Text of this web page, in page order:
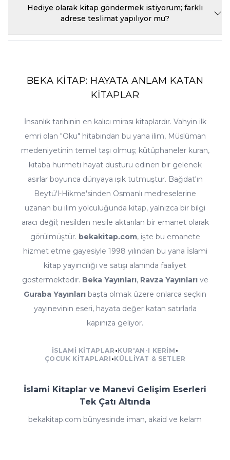
geçmeniz yeterlidir; adet ve bütçenize göre en uygun teklifi
hazırlayıp fatura süreçlerini kurumunuza göre düzenleriz.
indirimleri ve sepet fırsatları düzenlenmektedir. Bu fırsatlardan ilk
siz haberdar olmak için e-bültenimize abone olabilir, sitemizin
kampanyalar sayfasını takip edebilirsiniz. Ayrıca beğendiğiniz
otomatik bildirim gönderilir. Ramazan, üç aylar ve okula dönüş
Hediye olarak kitap göndermek istiyorum; farklı
adrese teslimat yapılıyor mu?
Elbette. Sipariş sırasında teslimat adresi olarak hediye göndermek
seçeneklerle siparişinizi zenginleştirebilirsiniz. Sipariş notu
bölümüne isteğinizi yazmanız halinde, paketleme konusundaki
özel talepleriniz de imkânlar dâhilinde değerlendirilir.
BEKA KİTAP: HAYATA ANLAM KATAN
KİTAPLAR
İnsanlık tarihinin en kalıcı mirası kitaplardır. Vahyin ilk
emri olan "Oku" hitabından bu yana ilim, Müslüman
medeniyetinin temel taşı olmuş; kütüphaneler kuran,
kitaba hürmeti hayat düsturu edinen bir gelenek
asırlar boyunca dünyaya ışık tutmuştur. Bağdat'ın
Beytü'l-Hikme'sinden Osmanlı medreselerine
uzanan bu ilim yolculuğunda kitap, yalnızca bir bilgi
aracı değil; nesilden nesile aktarılan bir emanet olarak
görülmüştür. bekakitap.com, işte bu emanete
hizmet etme gayesiyle 1998 yılından bu yana İslami
kitap yayıncılığı ve satışı alanında faaliyet
göstermektedir. Beka Yayınları, Ravza Yayınlarıve
Guraba Yayınları başta olmak üzere onlarca seçkin
yayınevinin eseri, hayata değer katan satırlarla
kapınıza geliyor.
İSLAMI KITAPLAR •KUR'AN-I KERIM •
ÇOCUK KITAPLARI •KÜLLIYAT & SETLER
İslami Kitaplar ve Manevi Gelişim Eserleri
Tek Çatı Altında
bekakitap.com bünyesinde iman, akaid ve kelam